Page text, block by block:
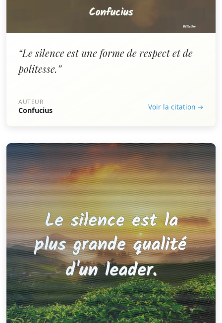
“Le silence est une forme de respect et de
politesse.”
AUTEUR
Confucius Voir la citation →